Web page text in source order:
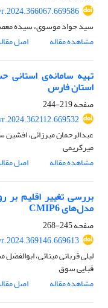
سید جواد موسوی، سیده
مشاهده مقاله
اصل
تهیه سامانه‌ی استانی
استان فارس
صفحه219-244
عبدالرحمان میرزائی، افشین
میرکریمی
مشاهده مقاله
اصل
بررسی تغییر اقلیم
مدل‌های CMIP6
صفحه245-268
لیلی قربانی مینائی،
قبایی سوق
مشاهده مقاله
اصل